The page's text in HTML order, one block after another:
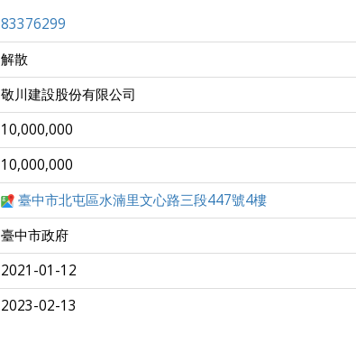
83376299
解散
敬川建設股份有限公司
10,000,000
10,000,000
臺中市北屯區水湳里文心路三段447號4樓
臺中市政府
2021-01-12
2023-02-13